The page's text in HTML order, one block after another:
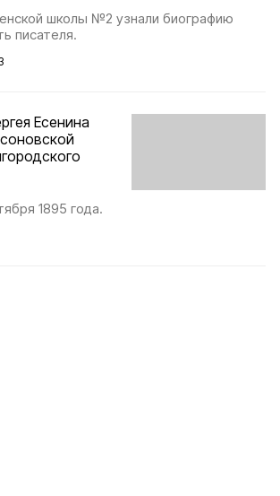
школы №2 узнали биографию
писателя.
Есенина
1895 года.